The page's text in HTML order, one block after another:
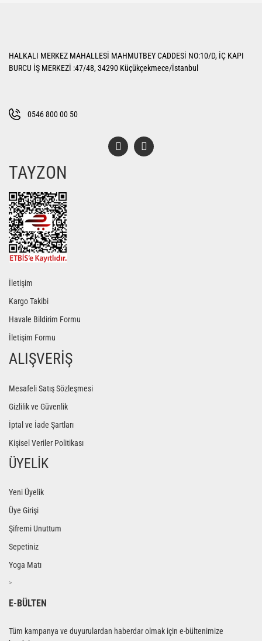
Ürün açıklamasında eksik bilgiler bulunuyor.
Bu ürüne benzer farklı alternatifler olmalı.
HALKALI MERKEZ MAHALLESİ MAHMUTBEY CADDESİ NO:10/D, İÇ KAPI
BURCU İŞ MERKEZİ :47/48, 34290 Küçükçekmece/İstanbul
0546 800 00 50
TAYZON
İletişim
Kargo Takibi
Havale Bildirim Formu
İletişim Formu
ALIŞVERİŞ
Mesafeli Satış Sözleşmesi
Gizlilik ve Güvenlik
İptal ve İade Şartları
Kişisel Veriler Politikası
ÜYELİK
Yeni Üyelik
Üye Girişi
Şifremi Unuttum
Sepetiniz
Yoga Matı
>
E-BÜLTEN
Tüm kampanya ve duyurulardan haberdar olmak için e-bültenimize